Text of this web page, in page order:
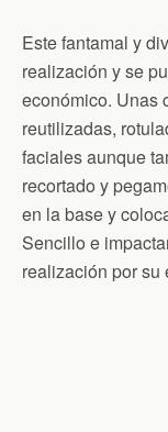
Este fantamal y
realización y se
económico. Unas
reutilizadas,
faciales aunque
recortado y
en la base y
Sencillo e
realización por su